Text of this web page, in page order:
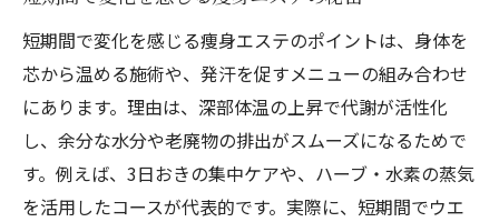
短期間で変化を感じる痩身エステのポイントは、身体を
芯から温める施術や、発汗を促すメニューの組み合わせ
にあります。理由は、深部体温の上昇で代謝が活性化
し、余分な水分や老廃物の排出がスムーズになるためで
す。例えば、3日おきの集中ケアや、ハーブ・水素の蒸気
を活用したコースが代表的です。実際に、短期間でウエ